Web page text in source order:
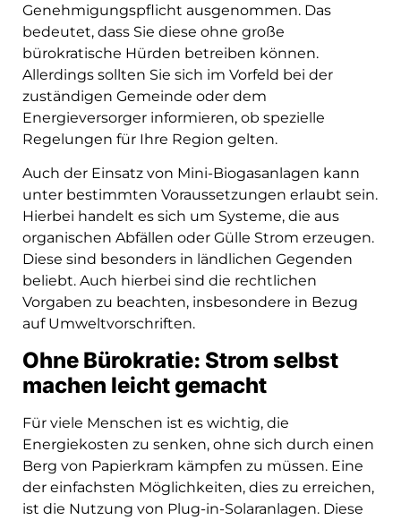
Genehmigungspflicht ausgenommen. Das
bedeutet, dass Sie diese ohne große
bürokratische Hürden betreiben können.
Allerdings sollten Sie sich im Vorfeld bei der
zuständigen Gemeinde oder dem
Energieversorger informieren, ob spezielle
Regelungen für Ihre Region gelten.
Auch der Einsatz von Mini-Biogasanlagen kann
unter bestimmten Voraussetzungen erlaubt sein.
Hierbei handelt es sich um Systeme, die aus
organischen Abfällen oder Gülle Strom erzeugen.
Diese sind besonders in ländlichen Gegenden
beliebt. Auch hierbei sind die rechtlichen
Vorgaben zu beachten, insbesondere in Bezug
auf Umweltvorschriften.
Ohne Bürokratie: Strom selbst
machen leicht gemacht
Für viele Menschen ist es wichtig, die
Energiekosten zu senken, ohne sich durch einen
Berg von Papierkram kämpfen zu müssen. Eine
der einfachsten Möglichkeiten, dies zu erreichen,
ist die Nutzung von Plug-in-Solaranlagen. Diese